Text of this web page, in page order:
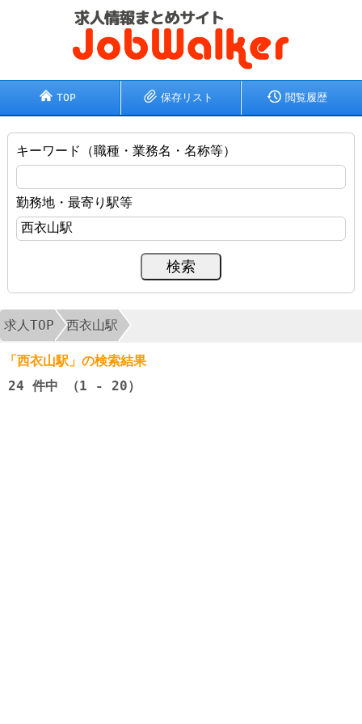
TOP 保存リスト 閲覧履歴
キーワード（職種・業務名・名称等）
勤務地・最寄り駅等
求人TOP 西衣山駅
「西衣山駅」の検索結果
24 件中 （1 - 20）